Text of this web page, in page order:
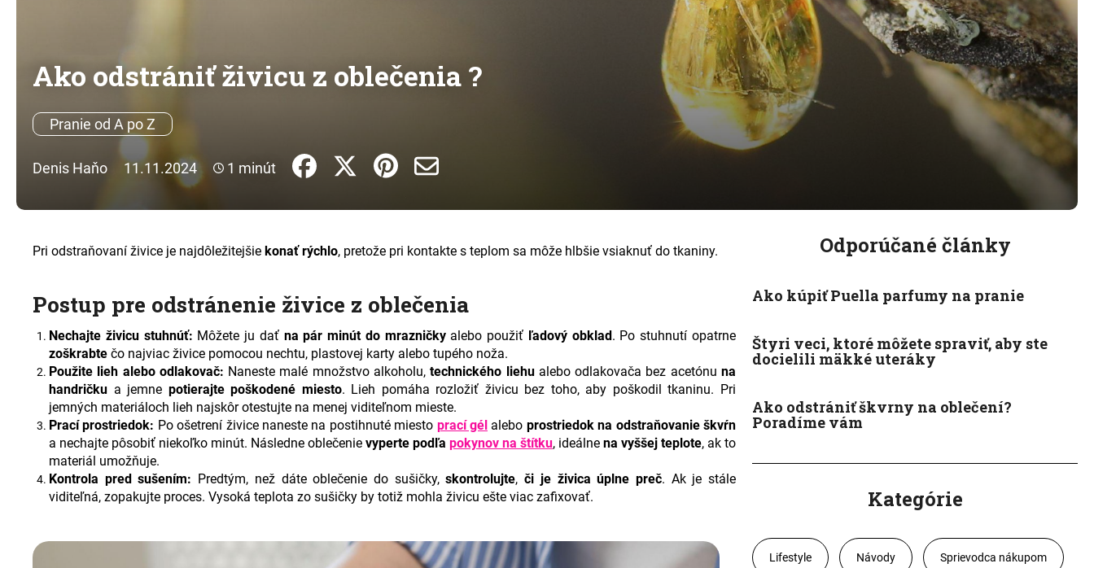
Ako odstrániť živicu z oblečenia ?
Pranie od A po Z
Denis Haňo 11.11.2024 1 minút
Pri odstraňovaní živice je najdôležitejšie konať rýchlo, pretože pri kontakte s teplom sa môže hlbšie vsiaknuť do tkaniny.
Postup pre odstránenie živice z oblečenia
Nechajte živicu stuhnúť: Môžete ju dať na pár minút do mrazničkyalebo použiť ľadový obklad. Po stuhnutí opatrne
zoškrabte čo najviac živice pomocou nechtu, plastovej karty alebo tupého noža.
Použite lieh alebo odlakovač: Naneste malé množstvo alkoholu,technického liehu alebo odlakovača bez acetónu na
handričku a jemne potierajte poškodené miesto. Lieh pomáha rozložiť živicu bez toho, aby poškodil tkaninu. Pri
jemných materiáloch lieh najskôr otestujte na menej viditeľnom mieste.
Prací prostriedok: Po ošetrení živice naneste na postihnuté miesto prací gél alebo prostriedok na odstraňovanie škvŕn
a nechajte pôsobiť niekoľko minút. Následne oblečenie vyperte podľa pokynov na štítku, ideálne na vyššej teplote, ak to
materiál umožňuje.
Kontrola pred sušením: Predtým, než dáte oblečenie do sušičky,skontrolujte, či je živica úplne preč. Ak je stále
viditeľná, zopakujte proces. Vysoká teplota zo sušičky by totiž mohla živicu ešte viac zafixovať.
Odporúčané články
Ako kúpiť Puella parfumy na pranie
Štyri veci, ktoré môžete spraviť, aby ste
docielili mäkké uteráky
Ako odstrániť škvrny na oblečení?
Poradíme vám
Kategórie
Lifestyle Návody Sprievodca nákupom